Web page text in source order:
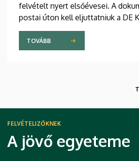
felvételt nyert elsőévesei. A
postai úton kell eljuttatniuk a DE
Felvételi és Szociális Iroda címére.
férőhelyekről a gólyák a
Szociális Bizottság döntését
TOVÁBB
FELVÉTELIZŐKNEK
A jövő egyeteme